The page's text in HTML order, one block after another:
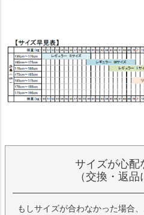
サイズが心配
（交換・返品
もしサイズが合わなかった場合